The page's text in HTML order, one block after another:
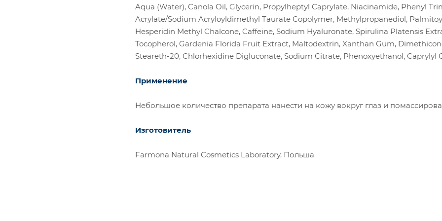
Aqua (Water), Canola Oil, Glycerin, Propylheptyl Caprylate, Niacinamide, Phenyl
Acrylate/Sodium Acryloyldimethyl Taurate Copolymer, Methylpropanediol,
Hesperidin Methyl Chalcone, Caffeine, Sodium Hyaluronate, Spirulina Platensis
Tocopherol, Gardenia Florida Fruit Extract, Maltodextrin, Xanthan Gum,
Steareth-20, Chlorhexidine Digluconate, Sodium Citrate, Phenoxyethanol, Caprylyl
Применение
Небольшое количество препарата нанести на кожу вокруг глаз и
Изготовитель
Farmona Natural Cosmetics Laboratory, Польша